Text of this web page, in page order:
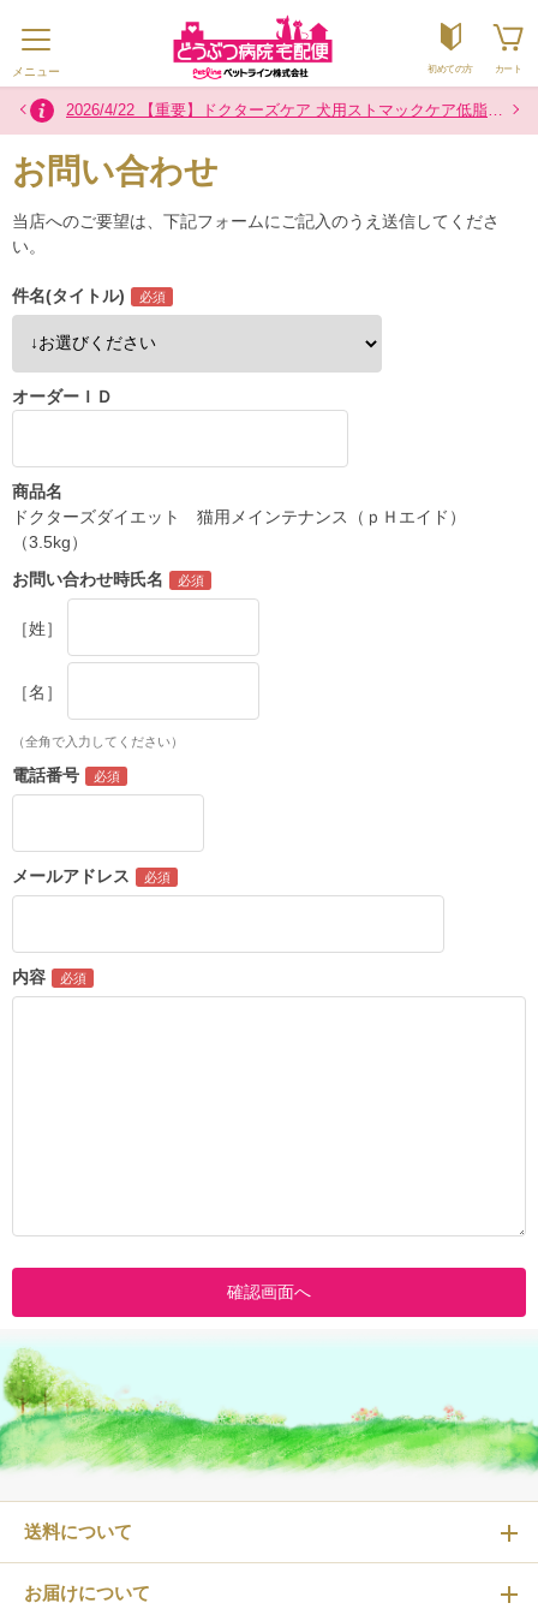
メニュー 初めての方 カート
2026/7/29 熊本県熊本地方を震源とする地震の影響によるお荷物のお届けについて2026/4/22 【重要】ドクターズケア 犬用ストマックケア低脂肪８００g製品 内袋の色一部変更のお知らせ
2026/7/16 お盆の配送について 2024/12/2 「カスタマーハラスメントに対する基本方針」に関するお知らせ
お問い合わせ
当店へのご要望は、下記フォームにご記入のうえ送信してくださ
い。
件名(タイトル)
オーダーＩＤ
商品名
ドクターズダイエット 猫用メインテナンス（ｐＨエイド）
（3.5kg）
お問い合わせ時氏名
［姓］
［名］
（全角で入力してください）
電話番号
メールアドレス
内容
送料について
お届けについて